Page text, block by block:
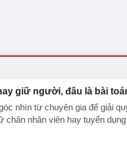
giữ người, đâu là bài
nhìn từ chuyên gia để giải
chân nhân viên hay tuyển